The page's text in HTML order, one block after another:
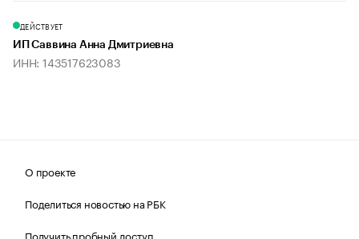
ДЕЙСТВУЕТ
ИП Саввина Анна Дмитриевна
ИНН: 143517623083
О проекте
Поделиться новостью на РБК
Получить пробный доступ